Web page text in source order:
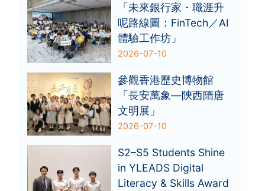
「未來銀行家・職涯升
呢路線圖：FinTech／AI
體驗工作坊」
2026-07-10
參觀香港歷史博物館
「長安萬象—陝西隋唐
文明展」
2026-07-10
S2–S5 Students Shine
in YLEADS Digital
Literacy & Skills Award